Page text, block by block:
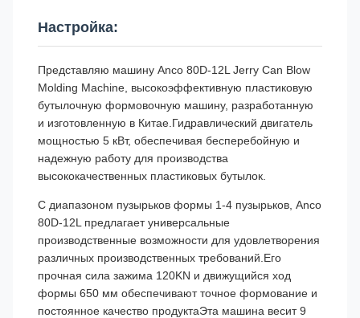
Настройка:
Представляю машину Anco 80D-12L Jerry Can Blow
Molding Machine, высокоэффективную пластиковую
бутылочную формовочную машину, разработанную
и изготовленную в Китае.Гидравлический двигатель
мощностью 5 кВт, обеспечивая бесперебойную и
надежную работу для производства
высококачественных пластиковых бутылок.
С диапазоном пузырьков формы 1-4 пузырьков, Anco
80D-12L предлагает универсальные
производственные возможности для удовлетворения
различных производственных требований.Его
прочная сила зажима 120KN и движущийся ход
формы 650 мм обеспечивают точное формование и
постоянное качество продуктаЭта машина весит 9